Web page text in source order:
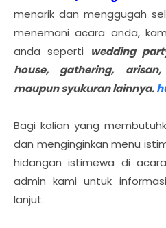
menarik dan menggugah
menemani acara anda,
anda seperti wedding
house, gathering,
maupun syukuran lainnya.
Bagi kalian yang
dan menginginkan menu
hidangan istimewa di
admin kami untuk
lanjut.